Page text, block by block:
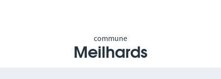
commune
Meilhards